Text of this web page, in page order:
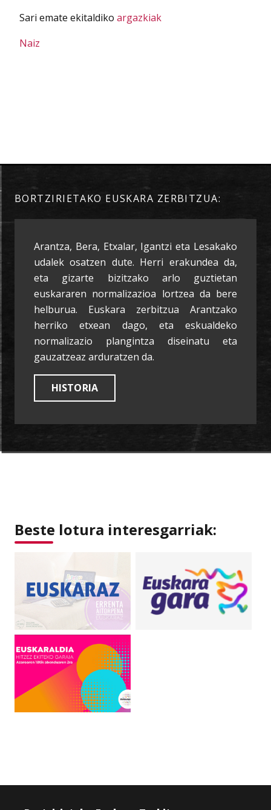
Sari emate ekitaldiko argazkiak
Naiz
BORTZIRIETAKO EUSKARA ZERBITZUA:
Arantza, Bera, Etxalar, Igantzi eta Lesakako
udalek osatzen dute. Herri erakundea da,
eta gizarte bizitzako arlo guztietan
euskararen normalizazioa lortzea da bere
helburua. Euskara zerbitzua Arantzako
herriko etxean dago, eta eskualdeko
normalizazio plangintza diseinatu eta
gauzatzeaz arduratzen da.
HISTORIA
Beste lotura interesgarriak: